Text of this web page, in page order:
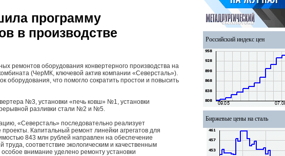
программу
в производстве
ремонтов оборудования конвертерного производства на
(ЧерМК, ключевой актив компании «Северсталь»).
оборудования, что помогло сократить простои и повысить
№3, установки «печь ковш» №1, установки
разливки стали №2 и №5.
«Северсталь» последовательно реализует
Капитальный ремонт линейки агрегатов для
843 млн рублей направлен на обеспечение
соответствие экологическим и качественным
внимание уделено ремонту установки
Российский индекс цен
Биржевые цены на сталь